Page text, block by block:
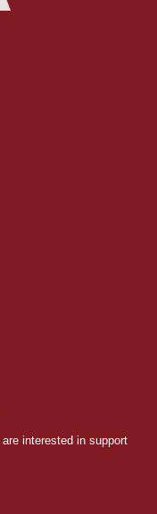
interested in support